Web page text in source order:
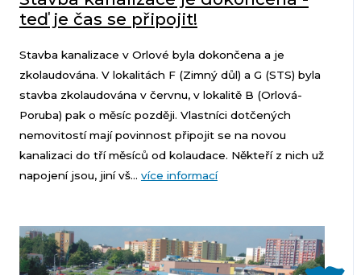
teď je čas se připojit!
Stavba kanalizace v Orlové byla dokončena a je
zkolaudována. V lokalitách F (Zimný důl) a G (STS) byla
stavba zkolaudována v červnu, v lokalitě B (Orlová-
Poruba) pak o měsíc později. Vlastníci dotčených
nemovitostí mají povinnost připojit se na novou
kanalizaci do tří měsíců od kolaudace. Někteří z nich už
napojení jsou, jiní vš... více informací